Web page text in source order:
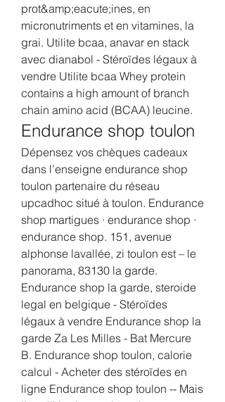
prot&amp;eacute;ines, en
micronutriments et en vitamines, la
grai. Utilite bcaa, anavar en stack
avec dianabol - Stéroïdes légaux à
vendre Utilite bcaa Whey protein
contains a high amount of branch
chain amino acid (BCAA) leucine.
Endurance shop toulon
Dépensez vos chèques cadeaux
dans l’enseigne endurance shop
toulon partenaire du réseau
upcadhoc situé à toulon. Endurance
shop martigues · endurance shop ·
endurance shop. 151, avenue
alphonse lavallée, zi toulon est – le
panorama, 83130 la garde.
Endurance shop la garde, steroide
legal en belgique - Stéroïdes
légaux à vendre Endurance shop la
garde Za Les Milles - Bat Mercure
B. Endurance shop toulon, calorie
calcul - Acheter des stéroïdes en
ligne Endurance shop toulon -- Mais